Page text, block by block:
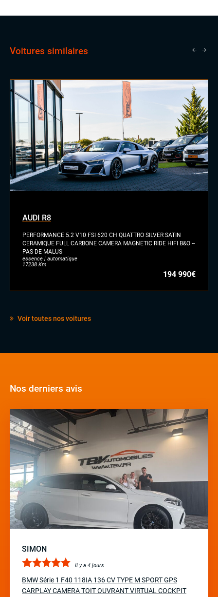
Voitures similaires
AUDI R8
PERFORMANCE 5.2 V10 FSI 620 CH QUATTRO SILVER SATIN
CERAMIQUE FULL CARBONE CAMERA MAGNETIC RIDE HIFI B&O --
PAS DE MALUS
essence | automatique
17238 Km
194 990€
Voir toutes nos voitures
Nos derniers avis
SIMON
Il y a 4 jours
BMW Série 1 F40 118IA 136 CV TYPE M SPORT GPS
CARPLAY CAMERA TOIT OUVRANT VIRTUAL COCKPIT